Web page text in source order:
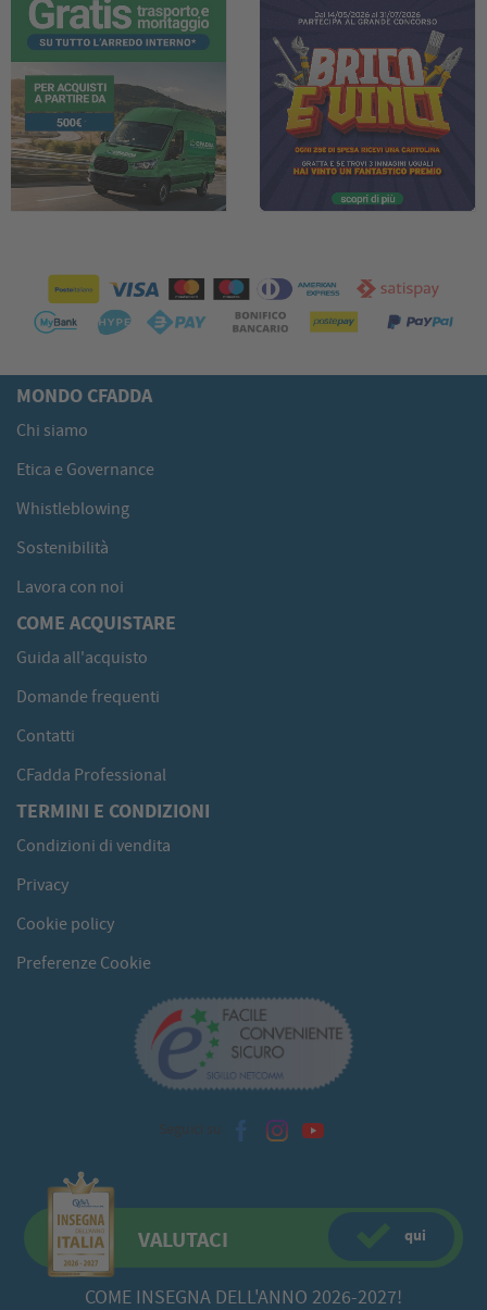
MONDO CFADDA
Chi siamo
Etica e Governance
Whistleblowing
Sostenibilità
Lavora con noi
COME ACQUISTARE
Guida all'acquisto
Domande frequenti
Contatti
CFadda Professional
TERMINI E CONDIZIONI
Condizioni di vendita
Privacy
Cookie policy
Preferenze Cookie
Seguici su
VALUTACI
COME INSEGNA DELL'ANNO 2026-2027!
qui